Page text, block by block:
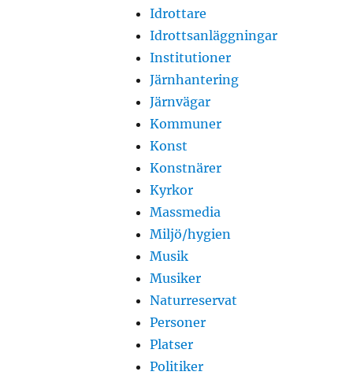
Idrottare
Idrottsanläggningar
Institutioner
Järnhantering
Järnvägar
Kommuner
Konst
Konstnärer
Kyrkor
Massmedia
Miljö/hygien
Musik
Musiker
Naturreservat
Personer
Platser
Politiker